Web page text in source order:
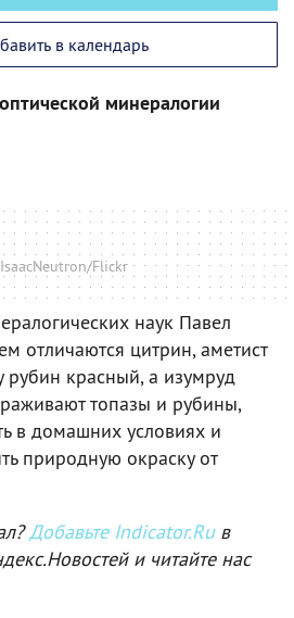
в календарь
минералогии
Flickr
наук Павел
отличаются цитрин, аметист
рубин красный, а изумруд
топазы и рубины,
в домашних условиях и
природную окраску от
Добавьте Indicator.Ruв
и читайте нас